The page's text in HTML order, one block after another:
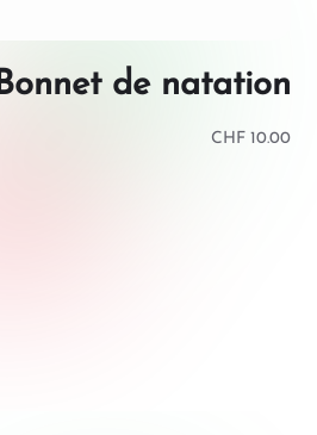
Bonnet de natation
CHF10.00